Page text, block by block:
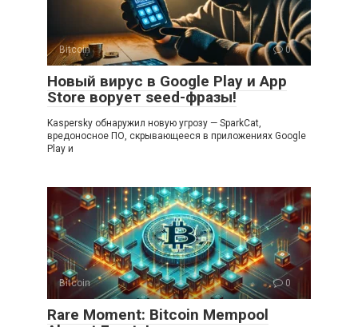
Bitcoin 0
Новый вирус в Google Play и App
Store ворует seed-фразы!
Kaspersky обнаружил новую угрозу — SparkCat,
вредоносное ПО, скрывающееся в приложениях Google
Play и
Bitcoin 0
Rare Moment: Bitcoin Mempool